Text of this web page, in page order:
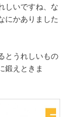
しいですね、な
にかありました
とうれしいもの
鍛えときま